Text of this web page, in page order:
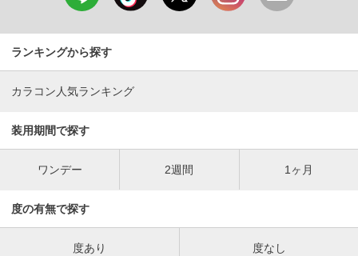
ランキングから探す
カラコン人気ランキング
装用期間で探す
ワンデー 2週間 1ヶ月
度の有無で探す
度あり 度なし